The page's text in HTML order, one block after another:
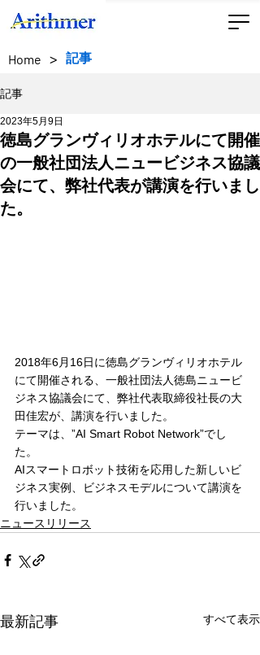
Home > 記事
記事
徳島グランヴィリオホテルにて開催
の一般社団法人ニュービジネス協議
会にて、弊社代表が講演を行いまし
た。
2023年5月9日
2018年6月16日に徳島グランヴィリオホテル
にて開催される、一般社団法人徳島ニュービ
ジネス協議会にて、弊社代表取締役社長の大
田佳宏が、講演を行いました。
テーマは、”AI Smart Robot Network”でし
た。
AIスマートロボット技術を応用した新しいビ
ジネス実例、ビジネスモデルについて講演を
行いました。
ニュースリリース
最新記事 すべて表示